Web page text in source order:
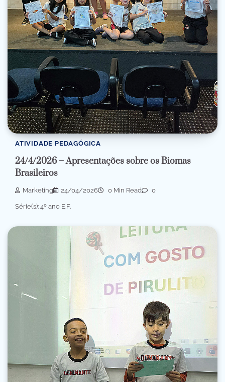
ATIVIDADE PEDAGÓGICA
24/4/2026 – Apresentações sobre os Biomas
Brasileiros
Marketing 24/04/2026 0 Min Read 0
Série(s): 4º ano E.F.